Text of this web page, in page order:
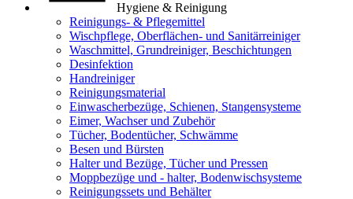
Hygiene & Reinigung
Reinigungs- & Pflegemittel
Wischpflege, Oberflächen- und Sanitärreiniger
Waschmittel, Grundreiniger, Beschichtungen
Desinfektion
Handreiniger
Reinigungsmaterial
Einwascherbezüge, Schienen, Stangensysteme
Eimer, Wachser und Zubehör
Tücher, Bodentücher, Schwämme
Besen und Bürsten
Halter und Bezüge, Tücher und Pressen
Moppbezüge und - halter, Bodenwischsysteme
Reinigungssets und Behälter